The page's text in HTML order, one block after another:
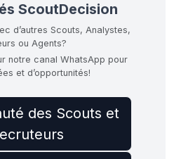
ScoutDecision
d’autres Scouts, Analystes,
ou Agents?
notre canal WhatsApp pour
et d’opportunités!
des Scouts et